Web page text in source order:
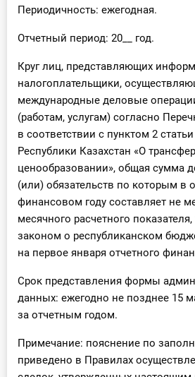
Периодичность: ежегодная.
Отчетный период: 20__ год.
Круг лиц, представляющих
налогоплательщики,
международные деловые
(работам, услугам) согласно
в соответствии с пунктом 2
Республики Казахстан «О
ценообразовании», общая сумма
(или) обязательств по которым в
финансовом году составляет не
месячного расчетного
законом о республиканском
на первое января отчетного
Срок представления формы
данных: ежегодно не позднее 15
за отчетным годом.
Примечание: пояснение по
приведено в Правилах